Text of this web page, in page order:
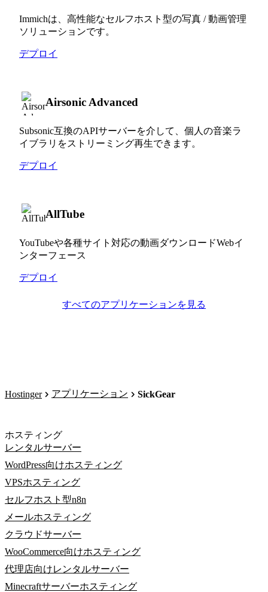
Immichは、高性能なセルフホスト型の写真 / 動画管理
ソリューションです。
デプロイ
Airsonic Advanced
Subsonic互換のAPIサーバーを介して、個人の音楽ラ
イブラリをストリーミング再生できます。
デプロイ
AllTube
YouTubeや各種サイト対応の動画ダウンロードWebイ
ンターフェース
デプロイ
すべてのアプリケーションを見る
Hostinger アプリケーション SickGear
ホスティング
レンタルサーバー
WordPress向けホスティング
VPSホスティング
セルフホスト型n8n
メールホスティング
クラウドサーバー
WooCommerce向けホスティング
代理店向けレンタルサーバー
Minecraftサーバーホスティング